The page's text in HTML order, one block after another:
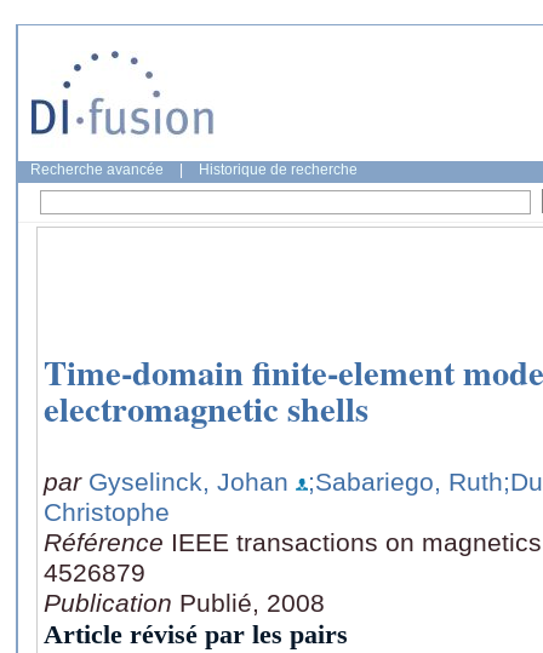
Recherche avancée Historique de recherche
Time-domain finite-element
electromagnetic shells
par Gyselinck, Johan ;Sabariego, Ruth
Christophe
Référence IEEE transactions on
4526879
Publication Publié, 2008
Article révisé par les pairs